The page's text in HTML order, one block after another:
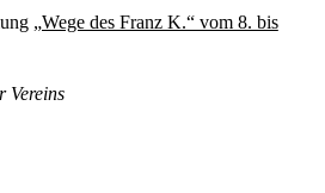
„Wege des Franz K.“ vom 8. bis
Vereins